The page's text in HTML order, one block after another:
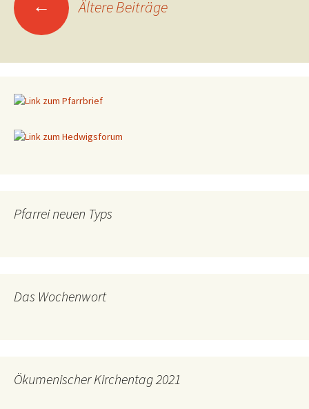
Beitragsnavigation
← Ältere Beiträge
Pfarrei neuen Typs
Das Wochenwort
Ökumenischer Kirchentag 2021